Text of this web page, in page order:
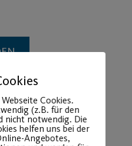
in
dem App-
realisiert – einer
zur App-
Cookies.
(z.B. für den
nicht notwendig. Die
helfen uns bei der
Angebotes,